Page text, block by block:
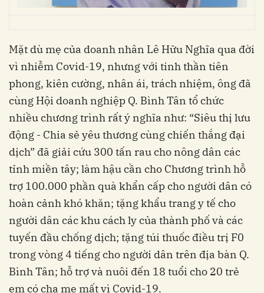
Mặt dù mẹ của doanh nhân Lê Hữu Nghĩa qua đời
vì nhiễm Covid-19, nhưng với tinh thần tiên
phong, kiên cường, nhân ái, trách nhiệm, ông đã
cùng Hội doanh nghiệp Q. Bình Tân tổ chức
nhiều chương trình rất ý nghĩa như: “Siêu thị lưu
động - Chia sẻ yêu thương cùng chiến thắng đại
dịch” đã giải cứu 300 tấn rau cho nông dân các
tỉnh miền tây; làm hậu cần cho Chương trình hỗ
trợ 100.000 phần quà khẩn cấp cho người dân có
hoàn cảnh khó khăn; tặng khẩu trang y tế cho
người dân các khu cách ly của thành phố và các
tuyến đầu chống dịch; tặng túi thuốc điều trị F0
trong vòng 4 tiếng cho người dân trên địa bàn Q.
Bình Tân; hỗ trợ và nuôi đến 18 tuổi cho 20 trẻ
em có cha mẹ mất vì Covid-19.